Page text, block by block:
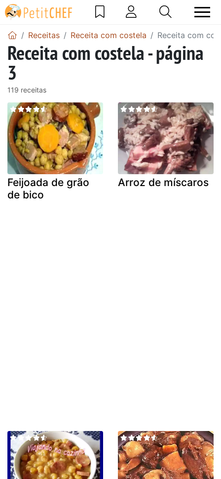
Receitas Receita com costela Receita com
Receita com costela - página
3
119 receitas
Feijoada de grão
de bico
Arroz de míscaros